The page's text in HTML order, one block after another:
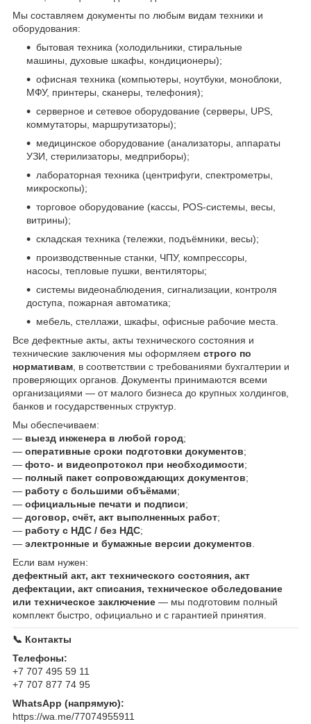
Мы составляем документы по любым видам техники и
оборудования:
бытовая техника (холодильники, стиральные
машины, духовые шкафы, кондиционеры);
офисная техника (компьютеры, ноутбуки, моноблоки,
МФУ, принтеры, сканеры, телефония);
серверное и сетевое оборудование (серверы, UPS,
коммутаторы, маршрутизаторы);
медицинское оборудование (анализаторы, аппараты
УЗИ, стерилизаторы, медприборы);
лабораторная техника (центрифуги, спектрометры,
микроскопы);
торговое оборудование (кассы, POS-системы, весы,
витрины);
складская техника (тележки, подъёмники, весы);
производственные станки, ЧПУ, компрессоры,
насосы, тепловые пушки, вентиляторы;
системы видеонаблюдения, сигнализации, контроля
доступа, пожарная автоматика;
мебель, стеллажи, шкафы, офисные рабочие места.
Все дефектные акты, акты технического состояния и
технические заключения мы оформляем строго по
нормативам , в соответствии с требованиями бухгалтерии и
проверяющих органов. Документы принимаются всеми
организациями — от малого бизнеса до крупных холдингов,
банков и государственных структур.
Мы обеспечиваем:
— выезд инженера в любой город;
— оперативные сроки подготовки документов;
— фото- и видеопротокол при необходимости;
— полный пакет сопровождающих документов;
— работу с большими объёмами;
— официальные печати и подписи;
— договор, счёт, акт выполненных работ;
— работу с НДС / без НДС;
— электронные и бумажные версии документов
Если вам нужен:
дефектный акт, акт технического состояния, акт
дефектации, акт списания, техническое обследование
или техническое заключение — мы подготовим полный
комплект быстро, официально и с гарантией принятия.
📞 Контакты
Телефоны:
+7 707 495 59 11
+7 707 877 74 95
WhatsApp (напрямую):
https://wa.me/77074955911